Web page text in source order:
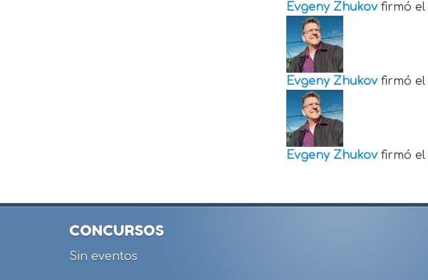
Evgeny Zhukov firmó el
Evgeny Zhukov firmó el
Evgeny Zhukov firmó el
CONCURSOS
Sin eventos